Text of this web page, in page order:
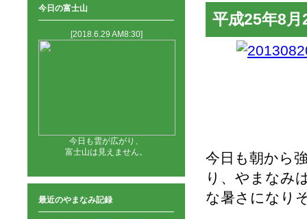
今日の富士山
[2018.6.29 AM8:30]
今日も雲が広がり、
富士山は見えません。
最近のやまなみ記録
平成25年8
今日も朝から
り、やまなみ
な暑さになり